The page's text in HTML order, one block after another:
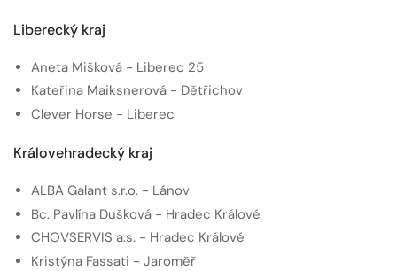
Liberecký kraj
Aneta Mišková - Liberec 25
Kateřina Maiksnerová - Dětřichov
Clever Horse - Liberec
Královehradecký kraj
ALBA Galant s.r.o. - Lánov
Bc. Pavlína Dušková - Hradec Králové
CHOVSERVIS a.s. - Hradec Králové
Kristýna Fassati - Jaroměř